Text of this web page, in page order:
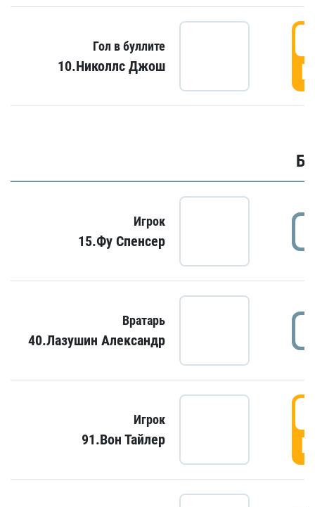
Гол в буллите
10.Николлс Джош
Игрок
15.Фу Спенсер
Вратарь
40.Лазушин Александр
Игрок
91.Вон Тайлер